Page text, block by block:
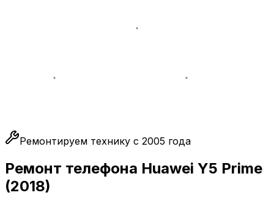
Ремонтируем технику с 2005 года
Ремонт телефона Huawei Y5 Prime
(2018)